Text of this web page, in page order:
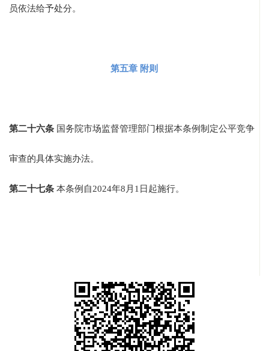
员依法给予处分。
第五章 附则
第二十六条 国务院市场监督管理部门根据本条例制定公平竞争
审查的具体实施办法。
第二十七条 本条例自2024年8月1日起施行。